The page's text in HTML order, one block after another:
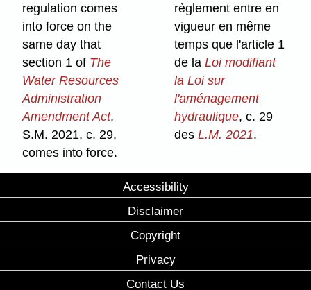
regulation comes
into force on the
same day that
section 1 of The
Water Resources
Administration
Amendment Act,
S.M. 2021, c. 29,
comes into force.
règlement entre en
vigueur en même
temps que l'article 1
de laLoi modifiant
la Loi sur
l'aménagement
hydraulique, c. 29
desL.M. 2021.
Accessibility
Disclaimer
Copyright
Privacy
Contact Us